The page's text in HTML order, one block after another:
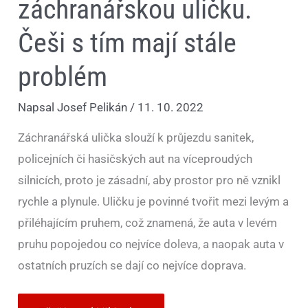
záchranářskou uličku.
Češi s tím mají stále
problém
NapsalJosef Pelikán / 11. 10. 2022
Záchranářská ulička slouží k průjezdu sanitek,
policejních či hasičských aut na víceproudých
silnicích, proto je zásadní, aby prostor pro ně vznikl
rychle a plynule. Uličku je povinné tvořit mezi levým a
přiléhajícím pruhem, což znamená, že auta v levém
pruhu popojedou co nejvíce doleva, a naopak auta v
ostatních pruzích se dají co nejvíce doprava.